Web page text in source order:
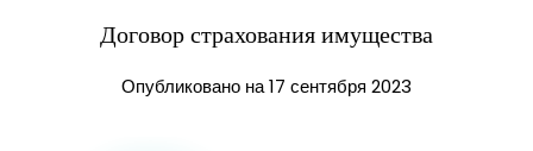
Договор страхования имущества
Опубликовано на 17 сентября 2023